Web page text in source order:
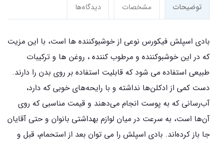
توضیحات مشخصات دیدگاه‌ها
بادی اسپلش فیکورس نوعی از خوشبوکننده ها است، با این مزیت
که در این خوشبوکننده و مرطوب کننده ، روغن ها و ترکیبات
طبیعی استفاده می شود که قابلیت استفاده بر روی بدن را دارند.
دست کمی از ادکلن‌ها نداشته و با رایحه‌های خوبی که دارد،
آب‌رسانی که به پوست انجام می‌دهند و قیمت مناسبی که روی
آن‌ها است، به سرعت در میان لوازم بهداشتی بانوان و حتی آقایان
جا باز کرده‌اند. بادی اسپلش را می توان بعد از استحمام، قبل و